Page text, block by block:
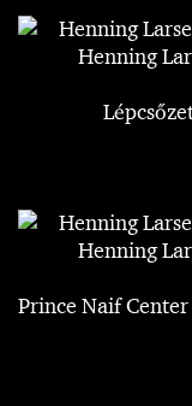
Prince Naif